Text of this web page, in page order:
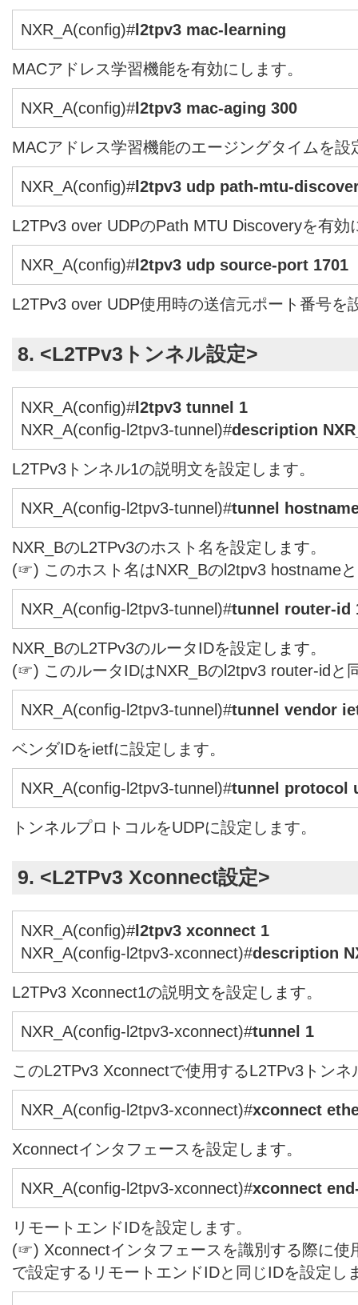
NXR_A(config)#l2tpv3 mac-learning
MACアドレス学習機能を有効にします。
NXR_A(config)#l2tpv3 mac-aging 300
MACアドレス学習機能のエージングタイムを設
NXR_A(config)#l2tpv3 udp path-mtu-
L2TPv3 over UDPのPath MTU Discoveryを有効
NXR_A(config)#l2tpv3 udp source-port 1701
L2TPv3 over UDP使用時の送信元ポート番号を
8. <L2TPv3トンネル設定>
NXR_A(config)#l2tpv3 tunnel 1
NXR_A(config-l2tpv3-tunnel)#description
L2TPv3トンネル1の説明文を設定します。
NXR_A(config-l2tpv3-tunnel)#tunnel
NXR_BのL2TPv3のホスト名を設定します。
(☞) このホスト名はNXR_Bのl2tpv3 hostname
NXR_A(config-l2tpv3-tunnel)#tunnel router-id
NXR_BのL2TPv3のルータIDを設定します。
(☞) このルータIDはNXR_Bのl2tpv3 router-idと
NXR_A(config-l2tpv3-tunnel)#tunnel vendor
ベンダIDをietfに設定します。
NXR_A(config-l2tpv3-tunnel)#tunnel protocol
トンネルプロトコルをUDPに設定します。
9. <L2TPv3 Xconnect設定>
NXR_A(config)#l2tpv3 xconnect 1
NXR_A(config-l2tpv3-xconnect)#description
L2TPv3 Xconnect1の説明文を設定します。
NXR_A(config-l2tpv3-xconnect)#tunnel 1
このL2TPv3 Xconnectで使用するL2TPv3トン
NXR_A(config-l2tpv3-xconnect)#xconnect
Xconnectインタフェースを設定します。
NXR_A(config-l2tpv3-xconnect)#xconnect
リモートエンドIDを設定します。
(☞) Xconnectインタフェースを識別する際に使
で設定するリモートエンドIDと同じIDを設定し